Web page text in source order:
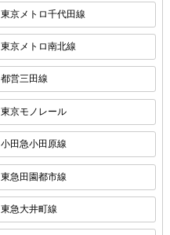
東京メトロ千代田線
東京メトロ南北線
都営三田線
東京モノレール
小田急小田原線
東急田園都市線
東急大井町線